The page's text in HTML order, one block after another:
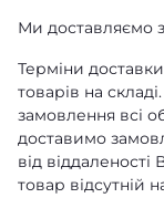
Ми доставляємо
Терміни
товарів на
замовлення всі
доставимо
від
товар відсутній